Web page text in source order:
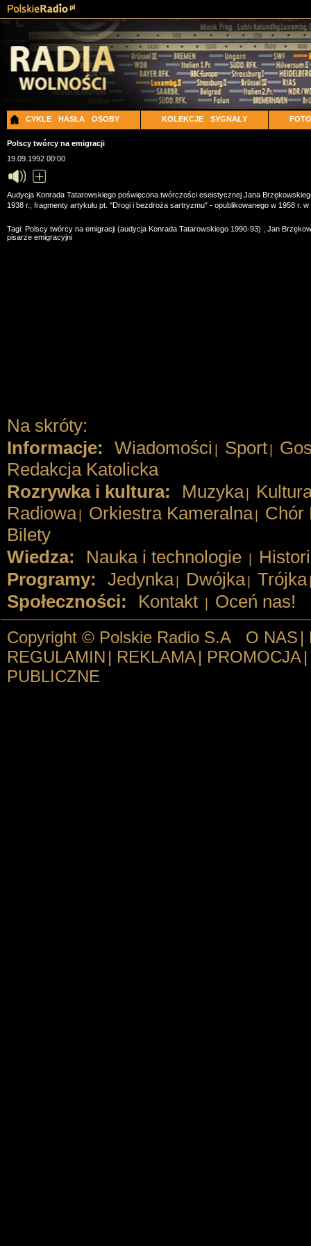
CYKLE HASŁA OSOBY KOLEKCJE SYGNAŁY FOTO
Polscy twórcy na emigracji
19.09.1992 00:00
Audycja Konrada Tatarowskiego poświęcona twórczości eseistycznej Jana
1938 r.; fragmenty artykułu pt. "Drogi i bezdroża sartryzmu" - opublikowanego w 1958 r.
Tagi: Polscy twórcy na emigracji (audycja Konrada Tatarowskiego 1990-93)
Jan
pisarze emigracyjni
Na skróty:
Informacje: Wiadomości Sport
Redakcja Katolicka
Rozrywka i kultura:
Muzyka
Radiowa
Orkiestra Kameralna
Chór
Bilety
Wiedza:
Nauka i technologie
Programy: Jedynka Dwójka Trójka
Społeczności: Kontakt Oceń nas!
Copyright © Polskie Radio S.A O NAS |
REGULAMIN | REKLAMA | PROMOCJA |
PUBLICZNE